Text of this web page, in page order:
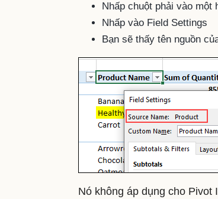
Nhấp chuột phải vào một
Nhấp vào Field Settings
Bạn sẽ thấy tên nguồn
Nó không áp dụng cho Pivot